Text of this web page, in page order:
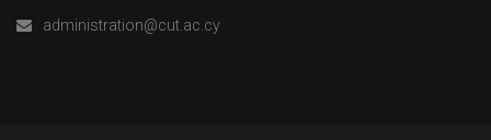
administration@cut.ac.cy